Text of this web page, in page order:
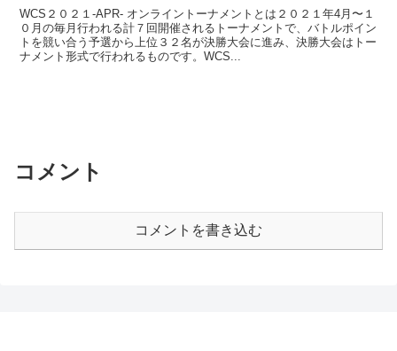
WCS２０２１-APR- オンライントーナメントとは２０２１年4月〜１
０月の毎月行われる計７回開催されるトーナメントで、バトルポイン
トを競い合う予選から上位３２名が決勝大会に進み、決勝大会はトー
ナメント形式で行われるものです。WCS...
コメント
コメントを書き込む